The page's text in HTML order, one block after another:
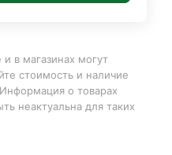
в магазинах могут
стоимость и наличие
о товарах
неактуальна для таких